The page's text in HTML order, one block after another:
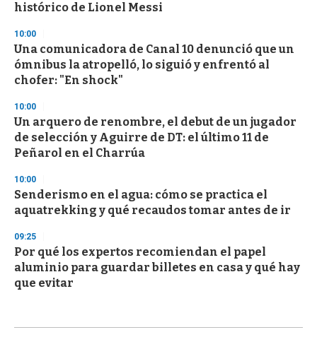
histórico de Lionel Messi
10:00
Una comunicadora de Canal 10 denunció que un
ómnibus la atropelló, lo siguió y enfrentó al
chofer: "En shock"
10:00
Un arquero de renombre, el debut de un jugador
de selección y Aguirre de DT: el último 11 de
Peñarol en el Charrúa
10:00
Senderismo en el agua: cómo se practica el
aquatrekking y qué recaudos tomar antes de ir
09:25
Por qué los expertos recomiendan el papel
aluminio para guardar billetes en casa y qué hay
que evitar